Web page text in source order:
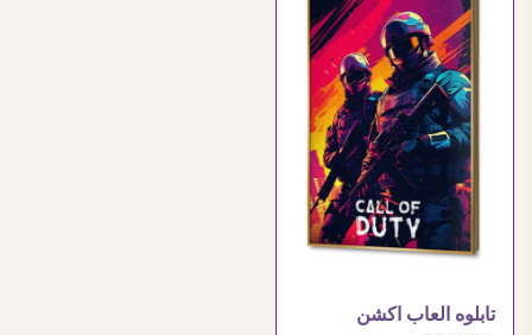
تابلوه العاب اكشن